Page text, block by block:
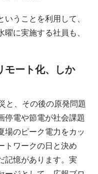
うことを利用して、
に実施する社員も、
モート化、しか
と、その後の原発問題
停電や節電が社会課題
場のピーク電力をカッ
トワークの日と決め
記憶があります。実